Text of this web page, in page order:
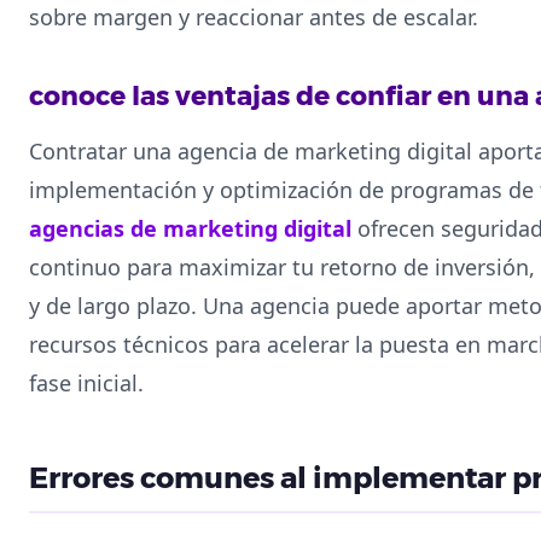
sobre margen y reaccionar antes de escalar.
conoce las ventajas de confiar en una
Contratar una agencia de marketing digital
implementación y optimización de programas
agencias de marketing digital ofrecen
continuo para maximizar tu retorno de
y de largo plazo. Una agencia puede aportar
recursos técnicos para acelerar la puesta en
fase inicial.
Errores comunes al implementar